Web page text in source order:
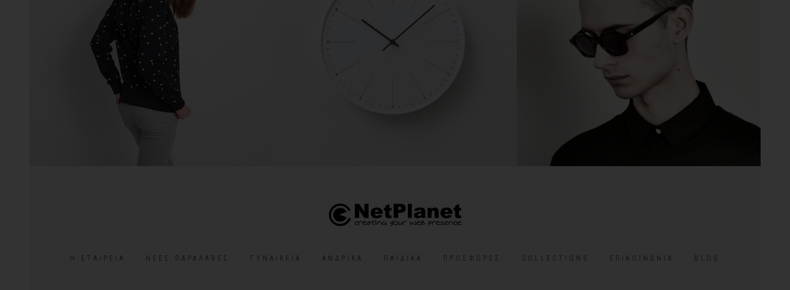
Η ΕΤΑΙΡΕΊΑ ΝΈΕΣ ΠΑΡΑΛΑΒΈΣ ΓΥΝΑΙΚΕΊΑ ΑΝΔΡΙΚΆ ΠΑΙΔΙΚΆ ΠΡΟΣΦΟΡΈΣ COLLECTIONS ΕΠΙΚΟΙΝΩΝΊΑ BLOG